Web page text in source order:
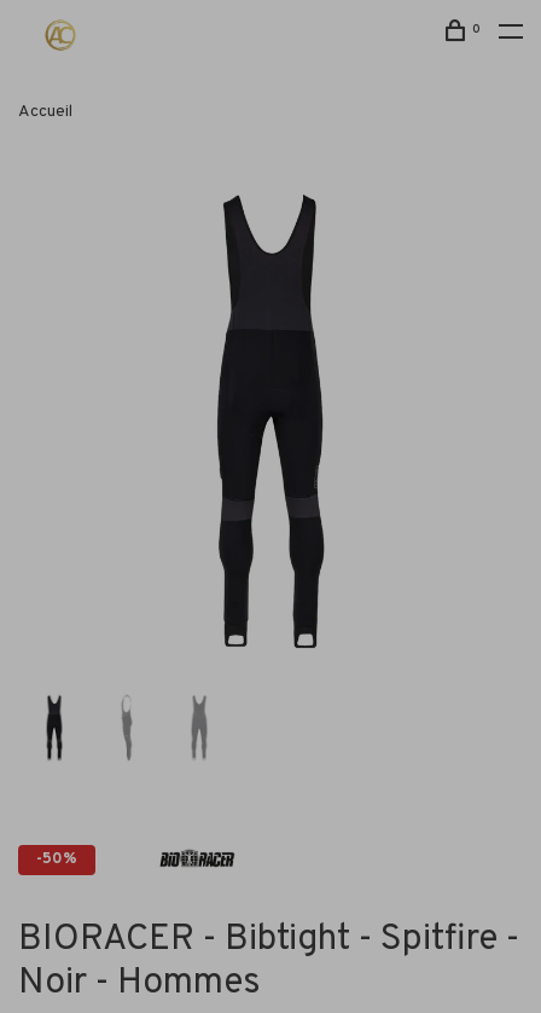
0
Accueil
-50%
BIORACER - Bibtight - Spitfire -
Noir - Hommes